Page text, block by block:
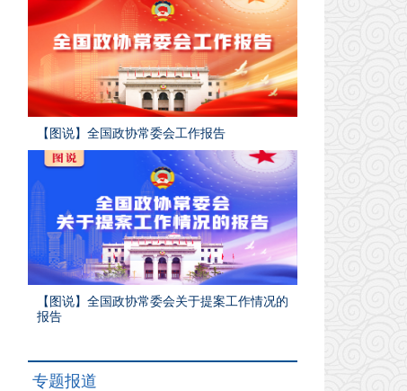
【图说】全国政协常委会工作报告
【图说】全国政协常委会关于提案工作情况的
报告
专题报道